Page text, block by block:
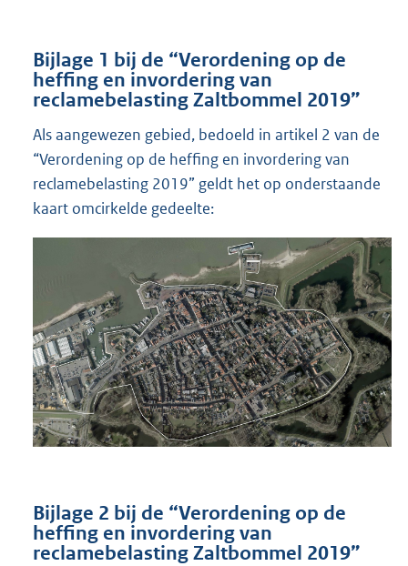
Bijlage 1 bij de “Verordening op de
heffing en invordering van
reclamebelasting Zaltbommel 2019”
Als aangewezen gebied, bedoeld in artikel 2 van de
“Verordening op de heffing en invordering van
reclamebelasting 2019” geldt het op onderstaande
kaart omcirkelde gedeelte:
Bijlage 2 bij de “Verordening op de
heffing en invordering van
reclamebelasting Zaltbommel 2019”